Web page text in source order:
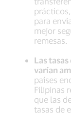
para
mejor
remesas.
Las
varían
países
Filipinas
que las
tasas de